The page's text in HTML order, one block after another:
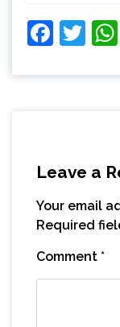
Leave a
Your email
Required
Comment *